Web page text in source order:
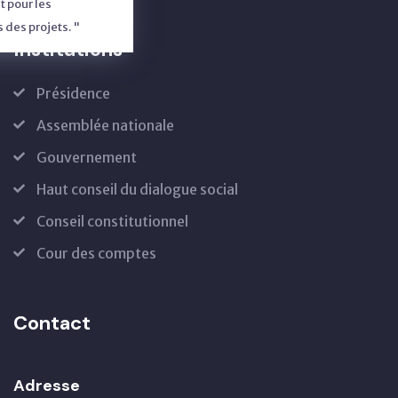
pour les
des projets. "
Institutions
Présidence
Assemblée nationale
Gouvernement
Haut conseil du dialogue social
Conseil constitutionnel
Cour des comptes
Contact
Adresse